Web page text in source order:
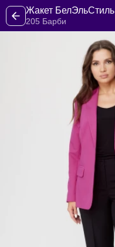
Жакет БелЭльСтиль
205 Барби